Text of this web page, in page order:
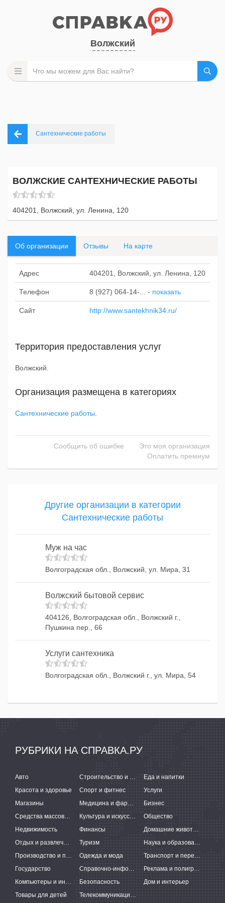
Волжский
Сантехнические работы
ВОЛЖСКИЕ САНТЕХНИЧЕСКИЕ РАБОТЫ
404201, Волжский, ул. Ленина, 120
Об организации Отзывы На карте
Адрес 404201, Волжский, ул. Ленина, 120
Телефон 8 (927) 064-14-... - показать
Сайт http://www.santekhnik34.ru/
Территория предоставления услуг
Волжский.
Организация размещена в категориях
Сантехнические работы
Сообщить об ошибке
Это моя организация
Оплатить премиум
Другие организации в категории
Сантехнические работы
Муж на час
Волгоградская обл., Волжский, ул. Мира, 31
Волжский бытовой сервис
404126, Волгоградская обл., Волжский г.,
Пушкина пер., 66
Услуги сантехника
Волгоградская обл., Волжский г., ул. Мира, 54
РУБРИКИ НА СПРАВКА.РУ
Авто Строительство и ремонт
Еда и напитки
Красота и здоровье
Спорт и фитнес
Услуги
Магазины
Медицина и фармацевтика
Бизнес
Средства массовой информации
Культура и искусство
Общество
Недвижимость
Финансы
Домашние животные
Отдых и развлечения
Туризм
Наука и образование
Производство и поставки
Одежда и мода
Транспорт и перевозки
Государство
Справочно-информационные системы
Реклама и полиграфия
Компьютеры и интернет
Безопасность
Дом и интерьер
Товары для детей
Телекоммуникации и связь